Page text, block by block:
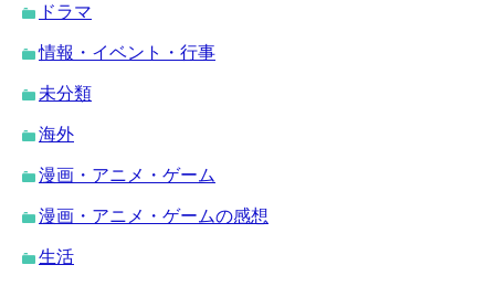
ドラマ
情報・イベント・行事
未分類
海外
漫画・アニメ・ゲーム
漫画・アニメ・ゲームの感想
生活